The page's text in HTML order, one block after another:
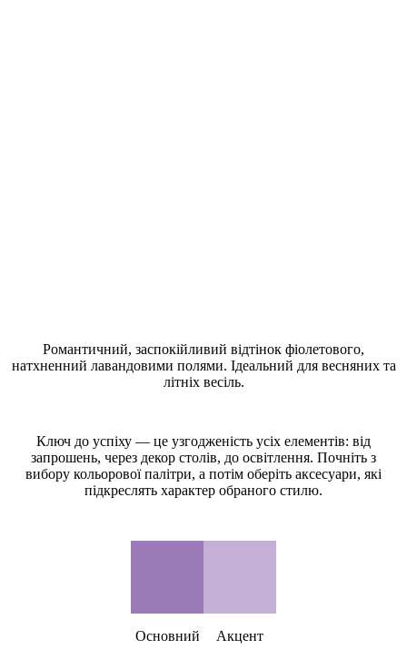
Романтичний, заспокійливий відтінок фіолетового,
натхненний лавандовими полями. Ідеальний для весняних та
літніх весіль.
Ключ до успіху — це узгодженість усіх елементів: від
запрошень, через декор столів, до освітлення. Почніть з
вибору кольорової палітри, а потім оберіть аксесуари, які
підкреслять характер обраного стилю.
Основний Акцент